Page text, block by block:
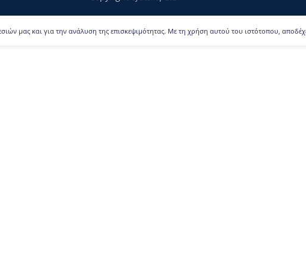
μας και για την ανάλυση της επισκεψιμότητας. Με τη χρήση αυτού του ιστότοπου,